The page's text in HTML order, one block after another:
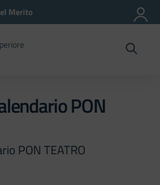
Merito
PON
PON TEATRO